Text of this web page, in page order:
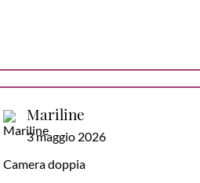
Mariline
3 maggio 2026
Camera doppia